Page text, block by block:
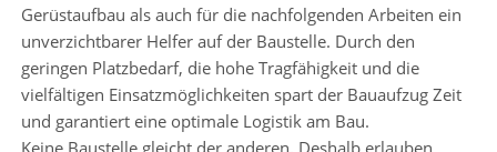
Gerüstaufbau als auch für die nachfolgenden Arbeiten ein
unverzichtbarer Helfer auf der Baustelle. Durch den
geringen Platzbedarf, die hohe Tragfähigkeit und die
vielfältigen Einsatzmöglichkeiten spart der Bauaufzug Zeit
und garantiert eine optimale Logistik am Bau.
Keine Baustelle gleicht der anderen. Deshalb erlauben